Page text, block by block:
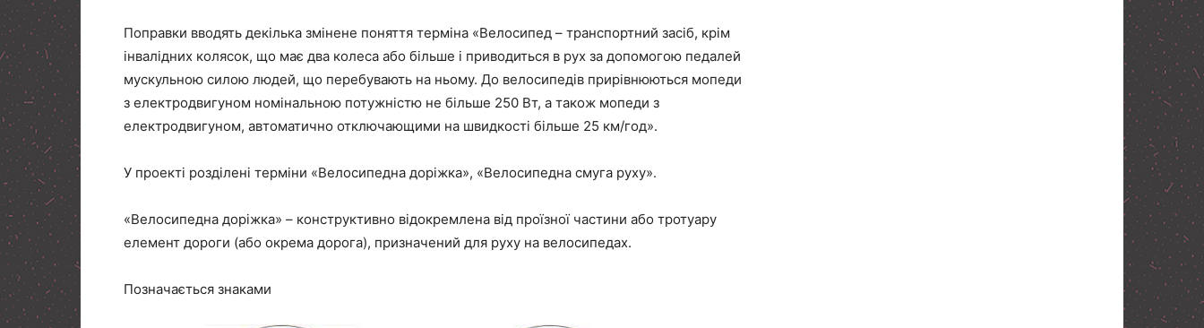
Поправки вводять декілька змінене поняття терміна «Велосипед – транспортний засіб, крім
інвалідних колясок, що має два колеса або більше і приводиться в рух за допомогою педалей
мускульною силою людей, що перебувають на ньому. До велосипедів прирівнюються мопеди
з електродвигуном номінальною потужністю не більше 250 Вт, а також мопеди з
електродвигуном, автоматично отключающими на швидкості більше 25 км/год».
У проекті розділені терміни «Велосипедна доріжка», «Велосипедна смуга руху».
«Велосипедна доріжка» – конструктивно відокремлена від проїзної частини або тротуару
елемент дороги (або окрема дорога), призначений для руху на велосипедах.
Позначається знаками